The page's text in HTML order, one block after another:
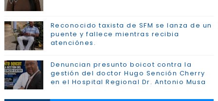
Reconocido taxista de SFM se lanza de un
puente y fallece mientras recibia
atenciónes.
Denuncian presunto boicot contra la
gestión del doctor Hugo Sención Cherry
en el Hospital Regional Dr. Antonio Musa